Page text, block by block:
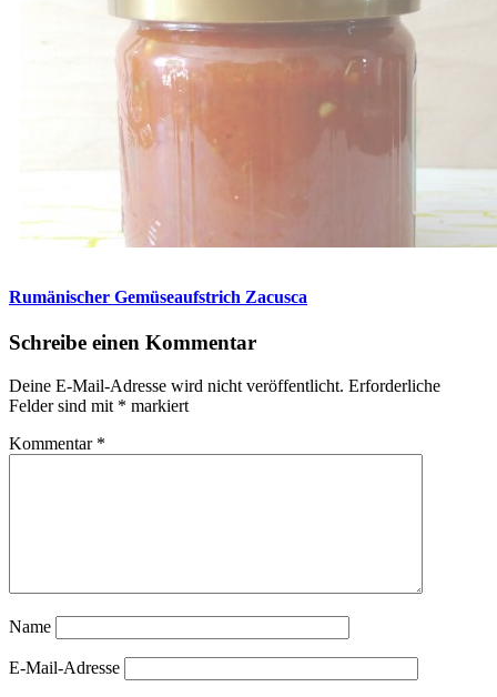
Rumänischer Gemüseaufstrich Zacusca
Schreibe einen Kommentar
Deine E-Mail-Adresse wird nicht veröffentlicht. Erforderliche
Felder sind mit * markiert
Kommentar *
Name
E-Mail-Adresse